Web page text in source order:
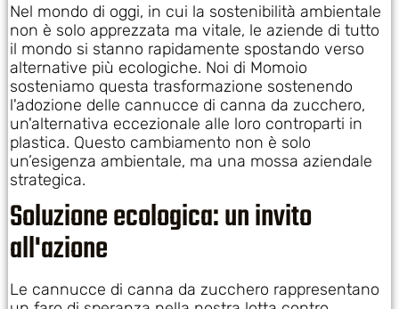
Nel mondo di oggi, in cui la sostenibilità ambientale
non è solo apprezzata ma vitale, le aziende di tutto
il mondo si stanno rapidamente spostando verso
alternative più ecologiche. Noi di Momoio
sosteniamo questa trasformazione sostenendo
l'adozione delle cannucce di canna da zucchero,
un'alternativa eccezionale alle loro controparti in
plastica. Questo cambiamento non è solo
un’esigenza ambientale, ma una mossa aziendale
strategica.
Soluzione ecologica: un invito
all'azione
Le cannucce di canna da zucchero rappresentano